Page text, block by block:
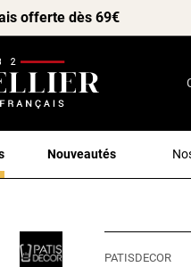
offerte dès 69€
Nouveautés
PATISDECOR